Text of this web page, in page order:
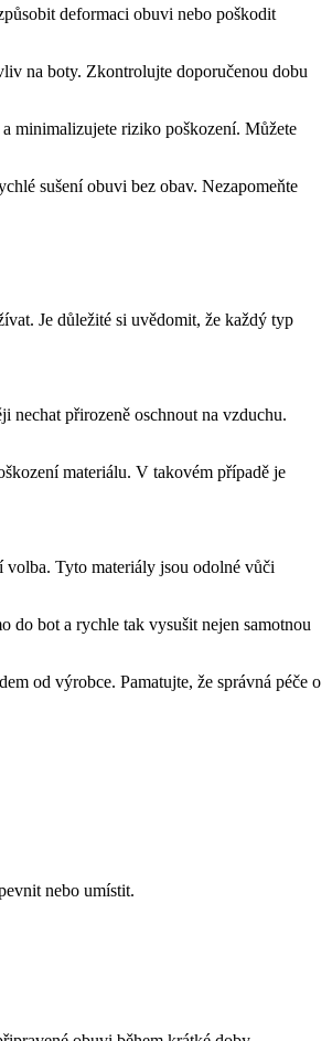
‌deformaci obuvi nebo poškodit
na‌ boty. Zkontrolujte doporučenou dobu
minimalizujete riziko ​poškození. Můžete
sušení ⁢obuvi bez​ obav. Nezapomeňte
‍Je důležité ⁤si uvědomit, že ​každý typ⁤
nechat přirozeně oschnout na vzduchu.
materiálu. V takovém případě je
Tyto materiály⁣ jsou odolné vůči
bot a rychle ⁢tak vysušit nejen samotnou
od výrobce. ⁣Pamatujte,‌ že správná péče o
nebo umístit.